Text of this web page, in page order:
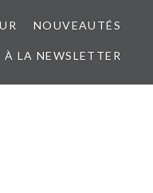
NOUVEAUTÉS
LA NEWSLETTER